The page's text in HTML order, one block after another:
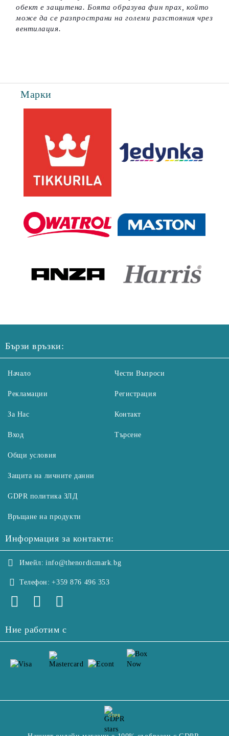
обект е защитена. Боята образува фин прах, който
може да се разпространи на големи разстояния чрез
вентилация.
Марки
Бързи връзки:
Начало
Рекламации
За Нас
Вход
Чести Въпроси
Регистрация
Контакт
Търсене
Общи условия
Защита на личните данни
GDPR политика ЗЛД
Връщане на продукти
Информация за контакти:
Имейл: info@thenordicmark.bg
Телефон: +359 876 496 353
Ние работим с
GDPR